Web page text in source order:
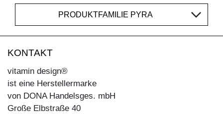
PRODUKTFAMILIE PYRA
KONTAKT
vitamin design®
ist eine Herstellermarke
von DONA Handelsges. mbH
Große Elbstraße 40